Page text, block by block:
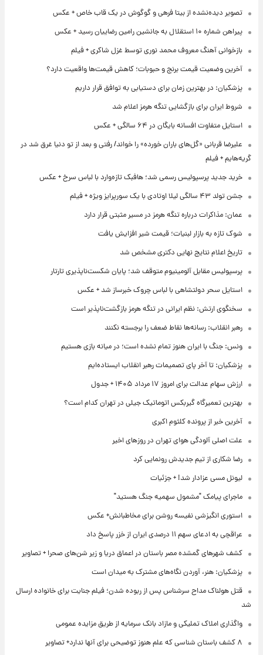
تصویر دیده‌نشده از بیتا فرهی و گوگوش در یک قاب خاص + عکس
پیراهن شماره ۱۰ استقلال به جانشین رامین رضاییان رسید + عکس
بازخوانی آهنگ معروف محمد نوری توسط غزل شاکری + فیلم
آخرین وضعیت قیمت برنج و حبوبات؛ کاهش قیمت‌ها واقعیت دارد؟
پزشکیان: در بهترین زمان برای دستیابی به توافق قرار داریم
شروط ایران برای بازگشایی تنگه هرمز اعلام شد
استایل متفاوت افسانه بایگان در ۶۴ سالگی + عکس
علیرضا قربانی «گل‌های باران خورده» را خواند/ رفتی و بعد از تو دنیا غرق شد در
گریه‌هایم + فیلم
خرید جدید پرسپولیس رسمی شد؛ هافبک تازه‌وارد با لباس سرخ + عکس
جشن تولد ۴۳ سالگی لیلا اوتادی با یک سورپرایز ویژه + فیلم
عمان: مذاکرات درباره تنگه هرمز در مسیر مثبتی قرار دارد
شوک تازه به بازار لبنیات؛ قیمت شیر افزایش یافت
تاریخ اعلام نتایج نهایی دکتری مشخص شد
پرسپولیس مقابل آلومینیوم متوقف شد؛ پایان شکست‌ناپذیری تارتار
استایل سحر دولتشاهی با لباس چروک خبرساز شد + عکس
سخنگوی ارتش: نظم ایرانی در تنگه هرمز بازگشت‌ناپذیر است
رهبر انقلاب: رسانه‌ها نقاط ضعف را برجسته نکنند
ونس: جنگ با ایران هنوز تمام نشده است؛ در میانه بازی هستیم
پزشکیان: تا آخر پای تصمیمات رهبر انقلاب ایستاده‌ایم
ارزش سهام عدالت برای امروز ۱۷ مرداد ۱۴۰۵ + جدول
بهترین تعمیرگاه گیربکس اتوماتیک جیلی در تهران کدام است؟
آخرین خبر از پرونده کلثوم اکبری
علت اصلی آلودگی هوای تهران در روزهای اخیر
رضا شکاری از تیم جدیدش رونمایی کرد
لیونل مسی عزادار شد! + جزئیات
ماجرای پیامک "مشمول سهمیه جنگ هستید"
استوری انگیزشی نفیسه روشن برای مخاطبانش+ عکس
عراقچی به ادعای سهم ۱۱ درصدی ایران از خزر پاسخ داد
کشف شهرهای گمشده مصر باستان در اعماق دریا و زیر شن‌های صحرا + تصاویر
پزشکیان: هنر، آوردن نگاه‌های مشترک به میدان است
قتل هولناک مداح سرشناس پس از ربوده شدن؛ فیلم جنایت برای خانواده ارسال
شد
واگذاری املاک تملیکی و مازاد بانک سرمایه از طریق مزایده عمومی
۸ کشف باستان شناسی که علم هنوز توضیحی برای آنها ندارد+ تصاویر